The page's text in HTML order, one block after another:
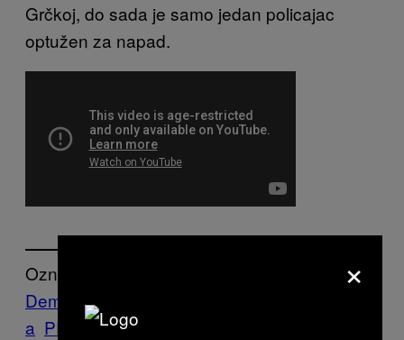
Grčkoj, do sada je samo jedan policajac
optužen za napad.
Označeno:
Demonstracije
a PROTESTS
×